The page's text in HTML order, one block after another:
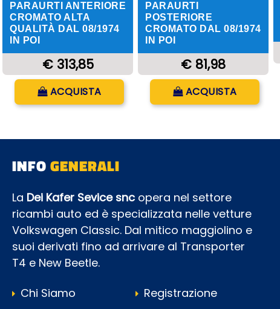
PARAURTI ANTERIORE
CROMATO ALTA
QUALITÀ DAL 08/1974
IN POI
€ 313,85
Quantità
ACQUISTA
PARAURTI
POSTERIORE
CROMATO DAL 08/1974
IN POI
€ 81,98
Quantità
ACQUISTA
INFOGENERALI
La Dei Kafer Sevice snc opera nel settore
ricambi auto ed è specializzata nelle vetture
Volkswagen Classic. Dal mitico maggiolino e
suoi derivati fino ad arrivare al Transporter
T4 e New Beetle.
Chi Siamo
Registrazione